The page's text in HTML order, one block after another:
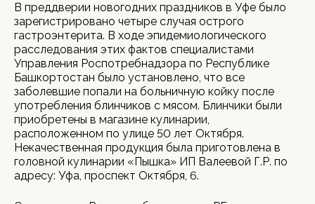
В преддверии новогодних праздников в Уфе было
зарегистрировано четыре случая острого
гастроэнтерита. В ходе эпидемиологического
расследования этих фактов специалистами
Управления Роспотребнадзора по Республике
Башкортостан было установлено, что все
заболевшие попали на больничную койку после
употребления блинчиков с мясом. Блинчики были
приобретены в магазине кулинарии,
расположенном по улице 50 лет Октября.
Некачественная продукция была приготовлена в
головной кулинарии «Пышка» ИП Валеевой Г.Р. по
адресу: Уфа, проспект Октября, 6.